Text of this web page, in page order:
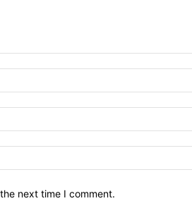
next time I comment.